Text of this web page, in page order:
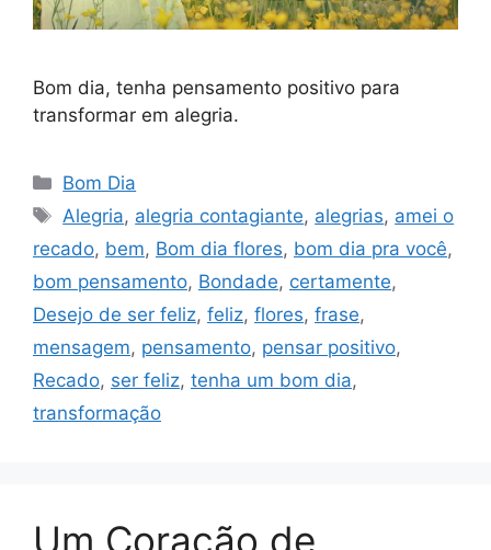
Bom dia, tenha pensamento positivo para
transformar em alegria.
Categorias
Bom Dia
Tags
Alegria, alegria contagiante, alegrias, amei o
recado, bem, Bom dia flores, bom dia pra você,
bom pensamento, Bondade, certamente,
Desejo de ser feliz, feliz, flores, frase,
mensagem, pensamento, pensar positivo,
Recado, ser feliz, tenha um bom dia,
transformação
Um Coração de